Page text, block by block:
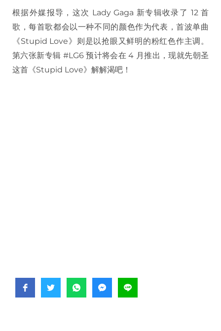
根据外媒报导，这次 Lady Gaga 新专辑收录了 12 首
歌，每首歌都会以一种不同的颜色作为代表，首波单曲
《Stupid Love》则是以抢眼又鲜明的粉红色作主调。
第六张新专辑 #LG6 预计将会在 4 月推出，现就先朝圣
这首《Stupid Love》解解渴吧！